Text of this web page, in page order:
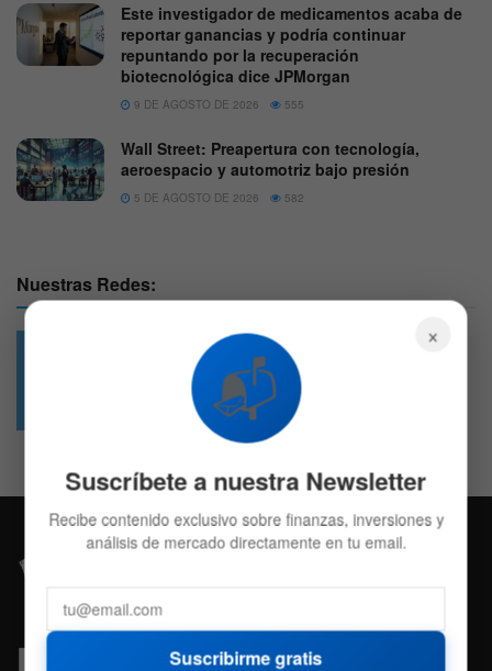
Este investigador de medicamentos acaba de
reportar ganancias y podría continuar
repuntando por la recuperación
biotecnológica dice JPMorgan
9 DE AGOSTO DE 2026 555
Wall Street: Preapertura con tecnología,
aeroespacio y automotriz bajo presión
5 DE AGOSTO DE 2026 582
Nuestras Redes:
4.7k
Followers
×
📬
Suscríbete a nuestra Newsletter
Recibe contenido exclusivo sobre finanzas, inversiones y
análisis de mercado directamente en tu email.
Suscribirme gratis